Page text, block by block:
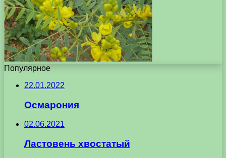
Популярное
22.01.2022
Осмарония
02.06.2021
Ластовень хвостатый